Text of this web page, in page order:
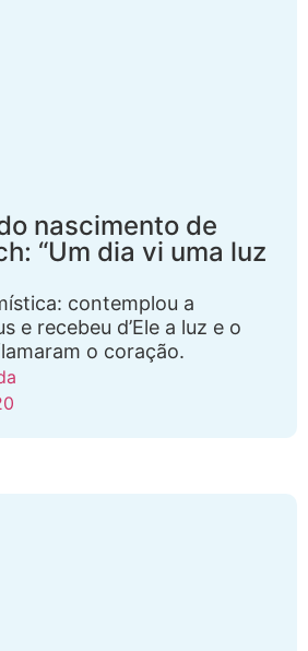
nascimento de
“Um dia vi uma luz
contemplou a
e recebeu d’Ele a luz e o
o coração.